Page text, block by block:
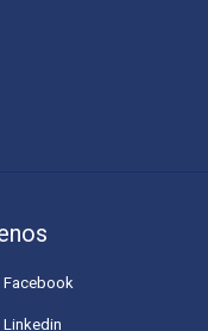
Facebook
Linkedin